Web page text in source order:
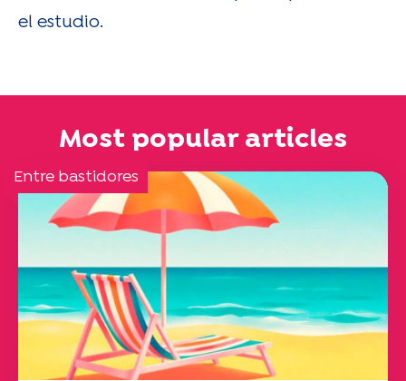
el estudio.
Most popular articles
Entre bastidores